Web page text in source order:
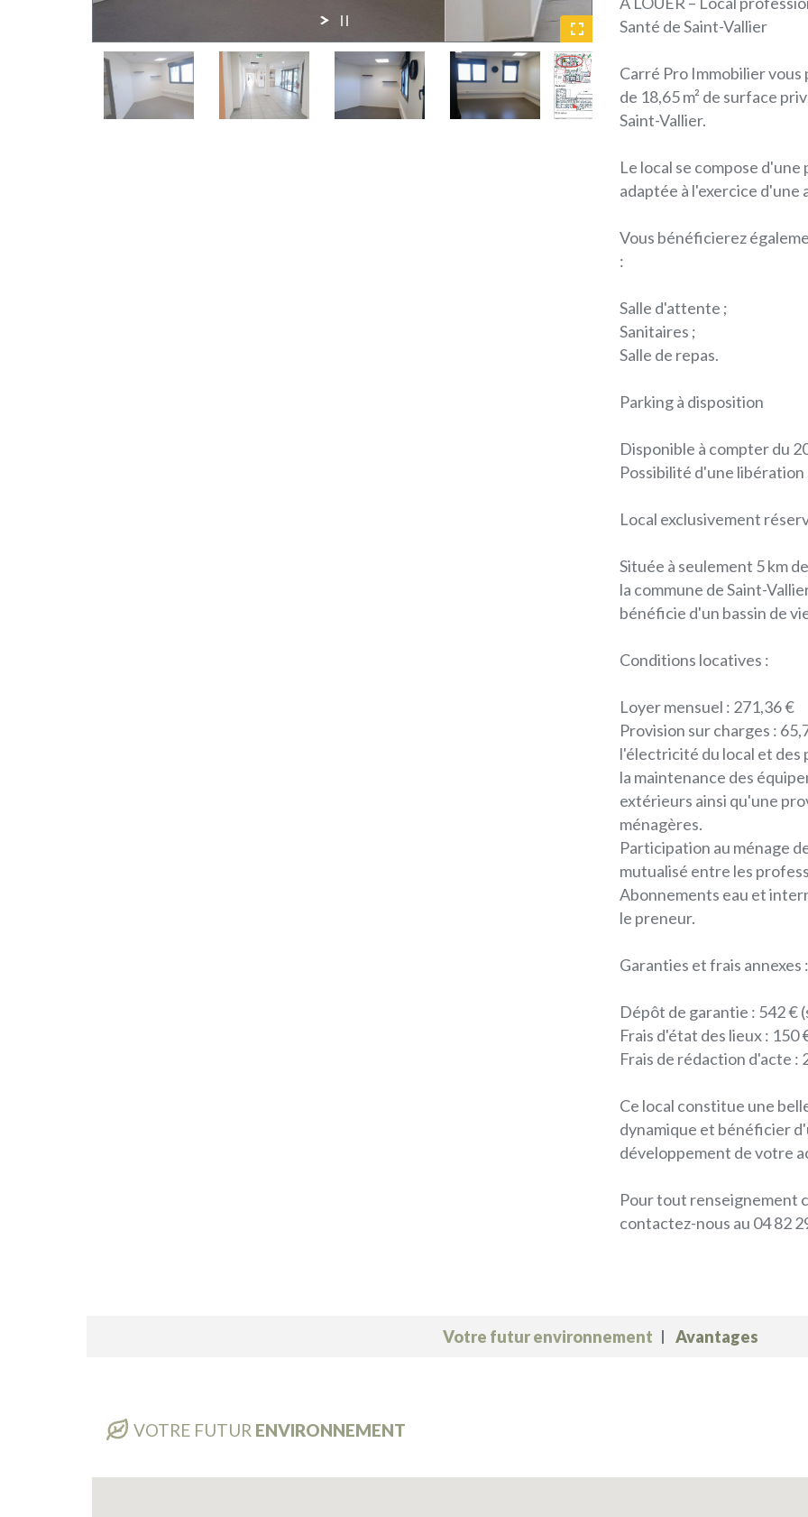
Santé de Saint-Vallier
Carré Pro Immobilier
de 18,65 m² de surface
Saint-Vallier.
Le local se compose
adaptée à l'exercice d'une
Vous bénéficierez
:
Salle d'attente ;
Sanitaires ;
Salle de repas.
Parking à disposition
Disponible à compter du
Possibilité d'une
Local exclusivement
Située à seulement 5 km
la commune de Saint-
bénéficie d'un bassin de
Conditions locatives :
Loyer mensuel : 271,36 €
Provision sur charges :
l'électricité du local et des
la maintenance des
extérieurs ainsi qu'une
ménagères.
Participation au ménage
mutualisé entre les
Abonnements eau et
le preneur.
Garanties et frais annexes :
Dépôt de garantie : 542 €
Frais d'état des lieux : 150
Frais de rédaction d'acte :
Ce local constitue une
dynamique et bénéficier
développement de votre
Pour tout renseignement
contactez-nous au 04 82
Votre futur environnement Avantages
VOTRE FUTUR ENVIRONNEMENT